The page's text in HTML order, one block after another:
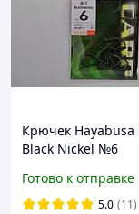
Крючек Hayabusa
Black Nickel №6
Готово к отправке
5.0 (11)